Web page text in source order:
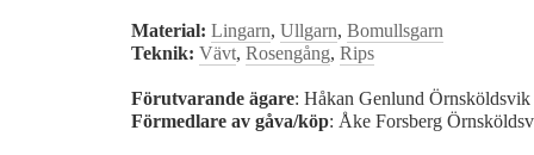
Material: Lingarn, Ullgarn, Bomullsgarn
Teknik: Vävt, Rosengång, Rips
Förutvarande ägare: Håkan Genlund
Förmedlare av gåva/köp: Åke Forsberg